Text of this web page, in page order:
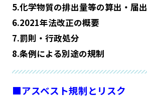
5.化学物質の排出量等の算出・届出
6.2021年法改正の概要
7.罰則・行政処分
8.条例による別途の規制
■アスベスト規制とリスク